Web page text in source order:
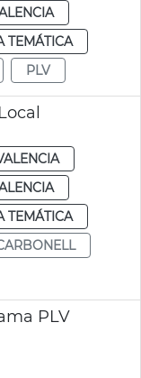
TEMÁTICA
PLV
TEMÁTICA
PLV